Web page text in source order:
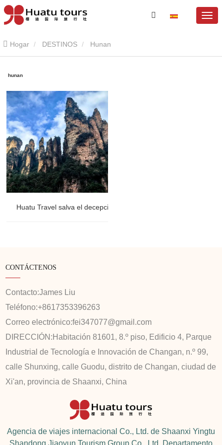
Hogar DESTINOS Hunan
hunan
Huatu Travel salva el decepcionante viaje a Zhangjiajie de una
CONTÁCTENOS
Contacto:James Liu
Teléfono:+8617353396263
Correo electrónico:fei347077@gmail.com
DIRECCIÓN: Habitación 81601, 8.º piso, Edificio 4, Parque
Industrial de Tecnología e Innovación de Changan, n.º 99,
calle Shunxing, calle Guodu, distrito de Changan, ciudad de
Xi'an, provincia de Shaanxi, China
Agencia de viajes internacional Co., Ltd. de Shaanxi Yingtu
Shandong Jiaoyun Tourism Group Co., Ltd. Departamento